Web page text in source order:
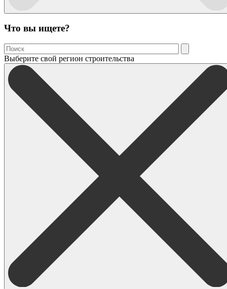
Что вы ищете?
Выберите свой регион строительства